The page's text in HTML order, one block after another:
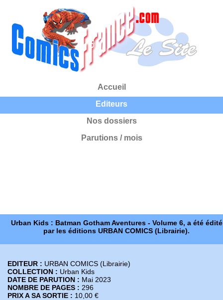
Accueil
Editeurs
Nos dossiers
Parutions / mois
Urban Kids : Batman Gotham Aventures - Volume 6, a été édité
par les éditions URBAN COMICS (Librairie).
EDITEUR : URBAN COMICS (Librairie)
COLLECTION : Urban Kids
DATE DE PARUTION : Mai 2023
NOMBRE DE PAGES : 296
PRIX A SA SORTIE : 10,00 €